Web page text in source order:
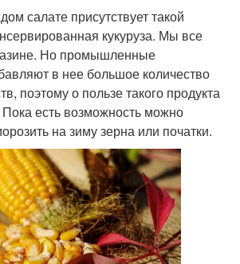
салате присутствует такой
кукуруза. Мы все
Но промышленные
в нее большое количество
поэтому о пользе такого продукта
Пока есть возможность можно
на зиму зерна или початки.